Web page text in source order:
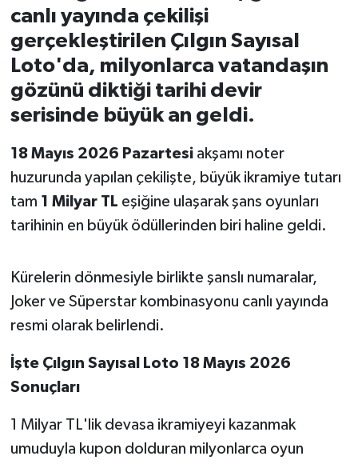
canlı yayında çekilişi
gerçekleştirilen Çılgın Sayısal
Loto'da, milyonlarca vatandaşın
gözünü diktiği tarihi devir
serisinde büyük an geldi.
18 Mayıs 2026 Pazartesiakşamı noter
huzurunda yapılan çekilişte, büyük ikramiye tutarı
tam 1 Milyar TL eşiğine ulaşarak şans oyunları
tarihinin en büyük ödüllerinden biri haline geldi.
Kürelerin dönmesiyle birlikte şanslı numaralar,
Joker ve Süperstar kombinasyonu canlı yayında
resmi olarak belirlendi.
İşte Çılgın Sayısal Loto 18 Mayıs 2026
Sonuçları
1 Milyar TL'lik devasa ikramiyeyi kazanmak
umuduyla kupon dolduran milyonlarca oyun
İvrindi
KENT GÜNDEMİ
Kepsut
KÜLTÜR-SANAT
MAGAZİN
Manyas
OLAY
OTOMOTİV
SAĞLIK